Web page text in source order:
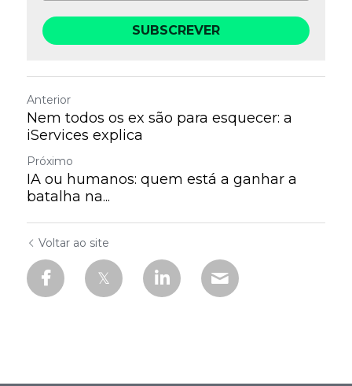
SUBSCREVER
Anterior
Nem todos os ex são para esquecer: a
iServices explica
Próximo
IA ou humanos: quem está a ganhar a
batalha na...
Voltar ao site